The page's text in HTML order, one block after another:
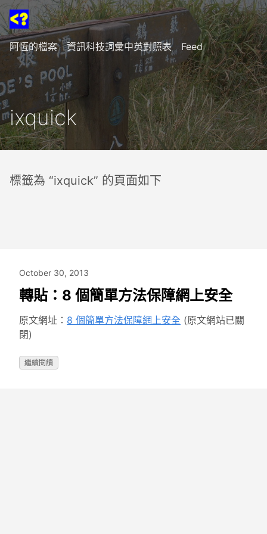
阿恆的檔案 資訊科技詞彙中英對照表 Feed
ixquick
標籤為 “ixquick” 的頁面如下
October 30, 2013
轉貼：8 個簡單方法保障網上安全
原文網址： 8 個簡單方法保障網上安全 (原文網站已關
閉)
繼續閱讀